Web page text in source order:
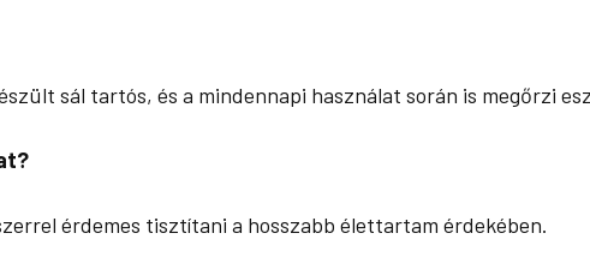
sál tartós, és a mindennapi használat során is megőrzi
érdemes tisztítani a hosszabb élettartam érdekében.